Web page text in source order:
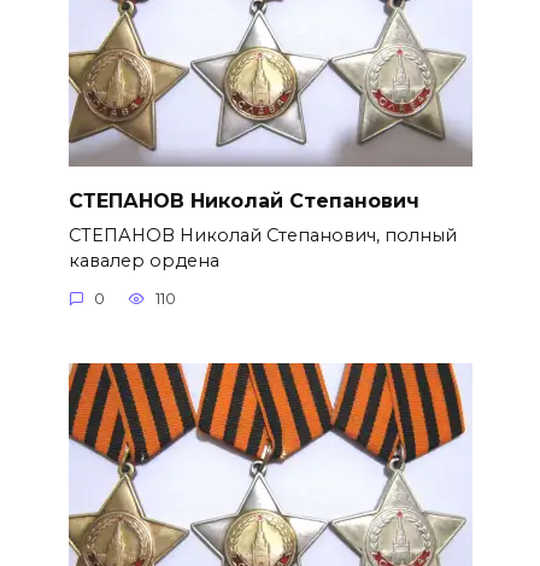
СТЕПАНОВ Николай Степанович
СТЕПАНОВ Николай Степанович, полный
кавалер ордена
0 110